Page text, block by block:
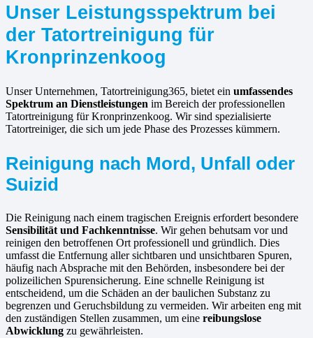
Unser Leistungsspektrum bei
der Tatortreinigung für
Kronprinzenkoog
Unser Unternehmen, Tatortreinigung365, bietet ein umfassendes
Spektrum an Dienstleistungen im Bereich der professionellen
Tatortreinigung für Kronprinzenkoog. Wir sind spezialisierte
Tatortreiniger, die sich um jede Phase des Prozesses kümmern.
Reinigung nach Mord, Unfall oder
Suizid
Die Reinigung nach einem tragischen Ereignis erfordert besondere
Sensibilität und Fachkenntnisse. Wir gehen behutsam vor und
reinigen den betroffenen Ort professionell und gründlich. Dies
umfasst die Entfernung aller sichtbaren und unsichtbaren Spuren,
häufig nach Absprache mit den Behörden, insbesondere bei der
polizeilichen Spurensicherung. Eine schnelle Reinigung ist
entscheidend, um die Schäden an der baulichen Substanz zu
begrenzen und Geruchsbildung zu vermeiden. Wir arbeiten eng mit
den zuständigen Stellen zusammen, um eine reibungslose
Abwicklung zu gewährleisten.